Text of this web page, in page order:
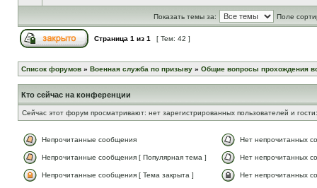
Показать темы за: Поле
Страница 1 из 1 [ Тем: 42 ]
Список форумов » Военная служба по призыву » Общие вопросы прохождения
Кто сейчас на конференции
Сейчас этот форум просматривают: нет зарегистрированных пользователей и
Непрочитанные сообщения Нет непрочитанных
Непрочитанные сообщения [ Популярная тема ] Нет непрочитанных
Непрочитанные сообщения [ Тема закрыта ] Нет непрочитанных